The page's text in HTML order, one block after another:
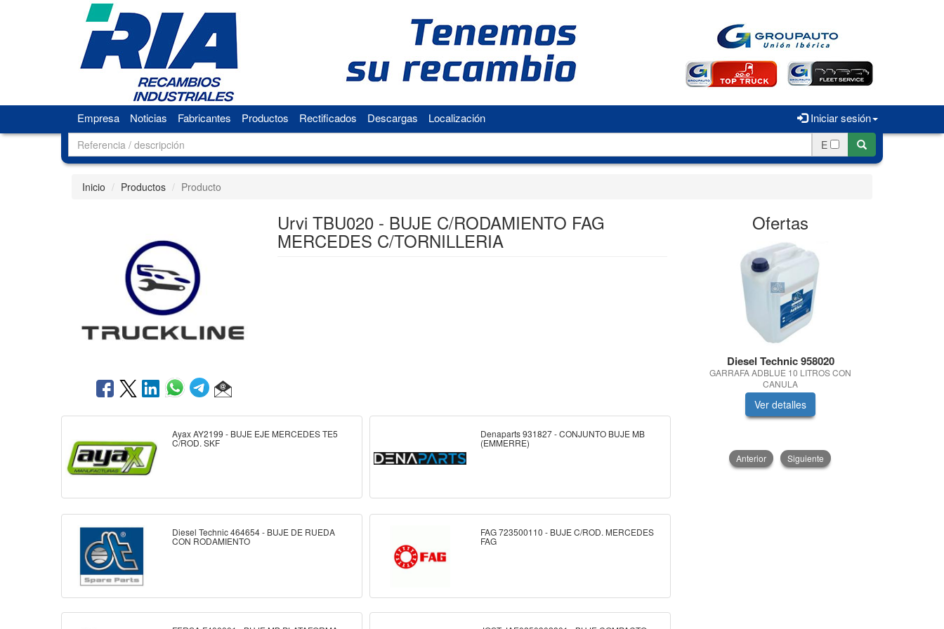
Iniciar sesión
Empresa Noticias Fabricantes Productos Rectificados Descargas Localización
E
Inicio Productos Producto
Urvi TBU020 - BUJE C/RODAMIENTO FAG
MERCEDES C/TORNILLERIA
Ayax AY2199 - BUJE EJE MERCEDES TE5
C/ROD. SKF
Denaparts 931827 - CONJUNTO BUJE MB
(EMMERRE)
Diesel Technic 464654 - BUJE DE RUEDA
CON RODAMIENTO
FAG 723500110 - BUJE C/ROD. MERCEDES
FAG
Ofertas
Diesel Technic 958020
GARRAFA ADBLUE 10 LITROS CON
CANULA
Ver detalles
Anterior Siguiente